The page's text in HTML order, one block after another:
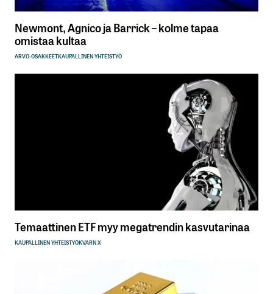
Newmont, Agnico ja Barrick – kolme tapaa
omistaa kultaa
ARVO-OSAKKEETKAUPALLINEN YHTEISTYÖ
Temaattinen ETF myy megatrendin kasvutarinaa
KAUPALLINEN YHTEISTYÖKVARN X